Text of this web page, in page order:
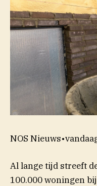
NOS Nieuws•
Al lange tijd streeft
100.000 woningen